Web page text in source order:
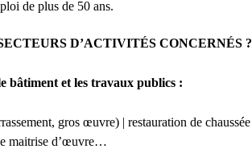
de plus de 50 ans.
D’ACTIVITÉS CONCERNÉS ?
bâtiment et les travaux publics :
gros œuvre) | restauration de
maitrise d’œuvre…